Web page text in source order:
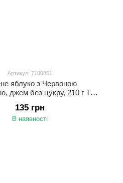
Артикул: 7100851
яблуко з Червоною
джем без цукру, 210 г ТМ
135 грн
В наявності